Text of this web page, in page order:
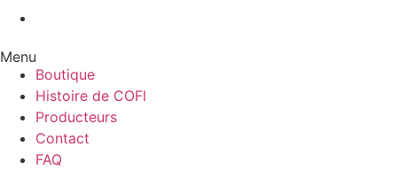
Menu
Boutique
Histoire de COFI
Producteurs
Contact
FAQ